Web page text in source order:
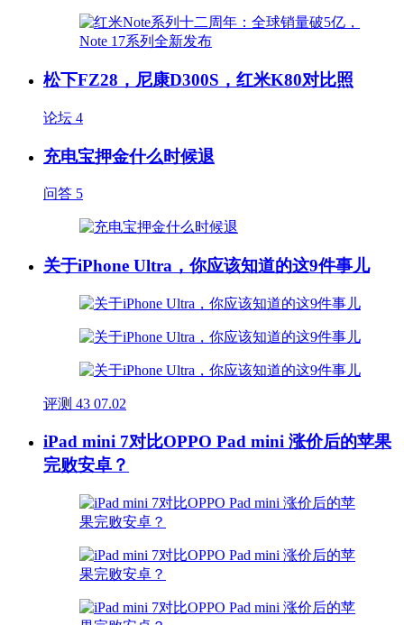
松下FZ28，尼康D300S，红米K80对比照
论坛 4
充电宝押金什么时候退
问答 5
关于iPhone Ultra，你应该知道的这9件事儿
评测 43 07.02
iPad mini 7对比OPPO Pad mini 涨价后的苹果
完败安卓？